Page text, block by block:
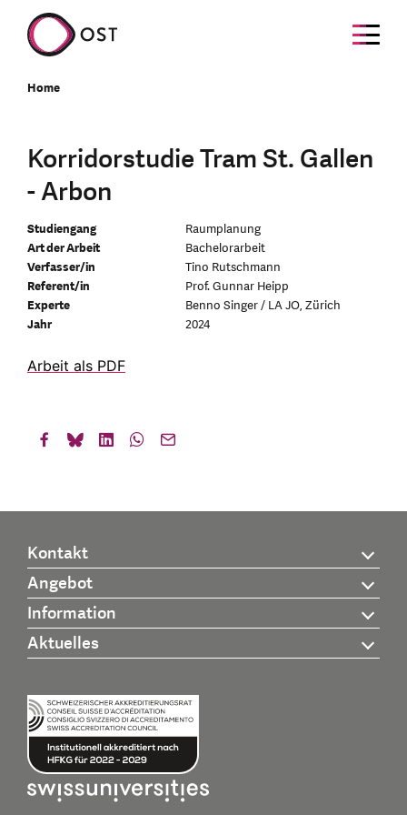
Home
Korridorstudie Tram St. Gallen
- Arbon
Studiengang
Raumplanung
Art der Arbeit
Bachelorarbeit
Verfasser/in
Tino Rutschmann
Referent/in
Prof. Gunnar Heipp
Experte
Benno Singer / LA JO, Zürich
Jahr
2024
Arbeit als PDF
Kontakt
Angebot
Information
Aktuelles